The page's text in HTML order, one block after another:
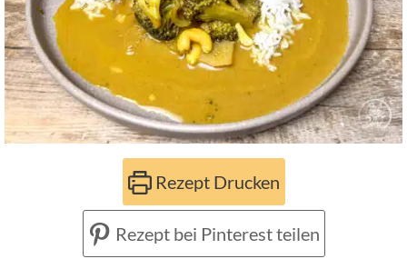
Rezept Drucken
Rezept bei Pinterest teilen